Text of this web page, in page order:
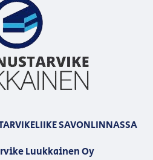
SAVONLINNASSA
Luukkainen Oy